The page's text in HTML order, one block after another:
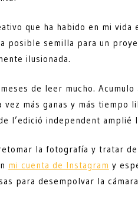
que ha habido en mi
posible semilla para un
ilusionada.
de leer mucho.
vez más ganas y más
l’edició independent amplié
la fotografía y tratar
mi cuenta de Instagram y
para desempolvar la